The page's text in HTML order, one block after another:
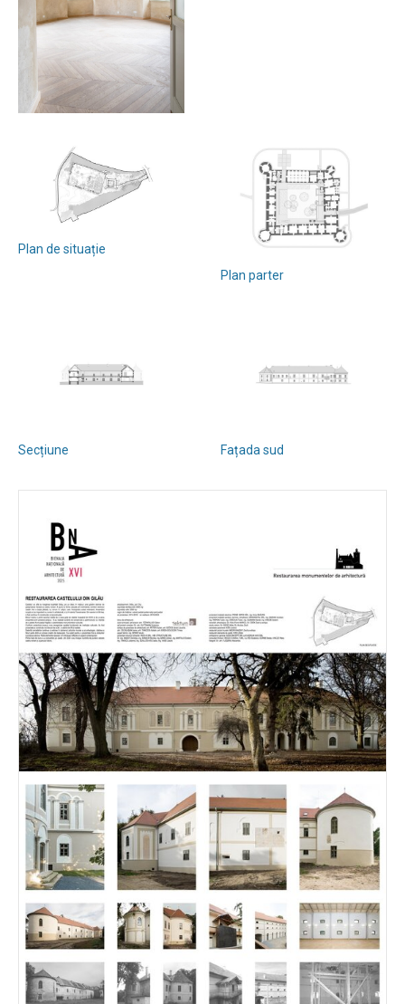
Plan de situație
Plan parter
Secțiune Fațada sud